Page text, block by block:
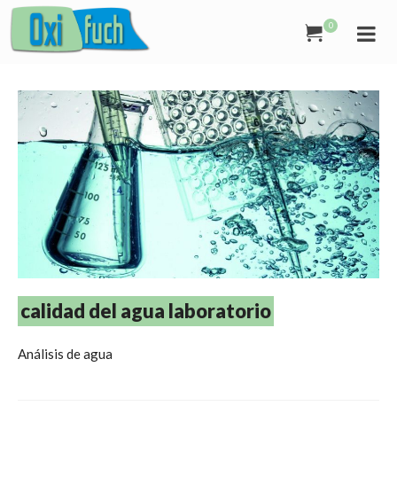
0
calidad del agua laboratorio
Análisis de agua